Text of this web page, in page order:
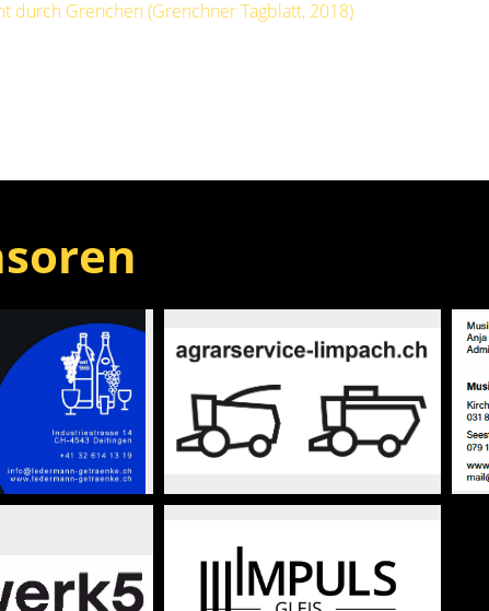
durch Grenchen (Grenchner Tagblatt, 2018)